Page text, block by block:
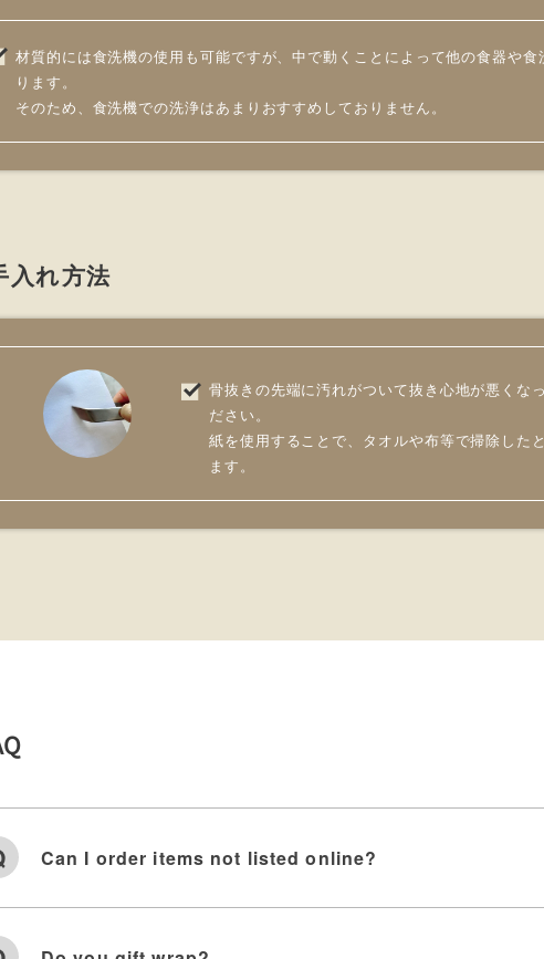
材質的には食洗機の使用も可能ですが、中で動くことによって他の食器や
ります。
そのため、食洗機での洗浄はあまりおすすめしておりません。
入れ方法
骨抜きの先端に汚れがついて抜き心地が悪くな
ださい。
紙を使用することで、タオルや布等で掃除した
ます。
Can I order items not listed online?